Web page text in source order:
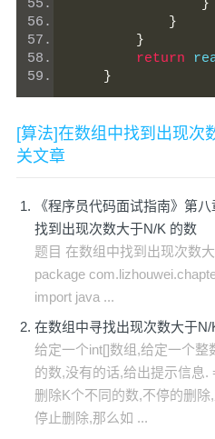
}
}
}
return
}
[算法]在数组中找到出现次
关文章
《程序员代码面试指南》第
找到出现次数大于N/K 的数
题目 在数组中找到出现次数
package
import java ...
在数组中寻找出现次数大于N/
给定一个int[]数组,给定一个
的数,没有的话,给出提示信息
删除K个不同的数,不停的删
停止删除,那么如 ...